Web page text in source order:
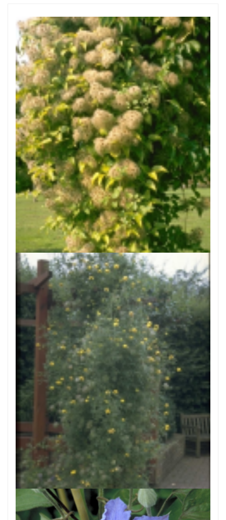
Bosrank
Clematis vitalba
Clematis
Clematis 'Aureolin'